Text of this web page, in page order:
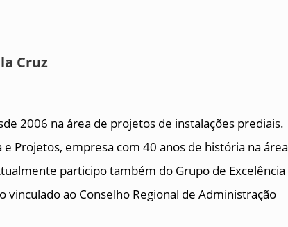
Cruz
2006 na área de projetos de instalações prediais.
Projetos, empresa com 40 anos de história na área
participo também do Grupo de Excelência
vinculado ao Conselho Regional de Administração